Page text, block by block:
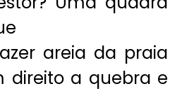
areia da praia
direito a quebra e